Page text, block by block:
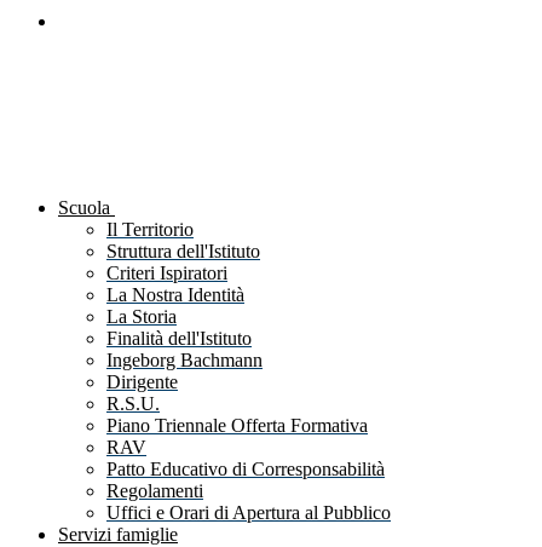
Scuola
Il Territorio
Struttura dell'Istituto
Criteri Ispiratori
La Nostra Identità
La Storia
Finalità dell'Istituto
Ingeborg Bachmann
Dirigente
R.S.U.
Piano Triennale Offerta Formativa
RAV
Patto Educativo di Corresponsabilità
Regolamenti
Uffici e Orari di Apertura al Pubblico
Servizi famiglie